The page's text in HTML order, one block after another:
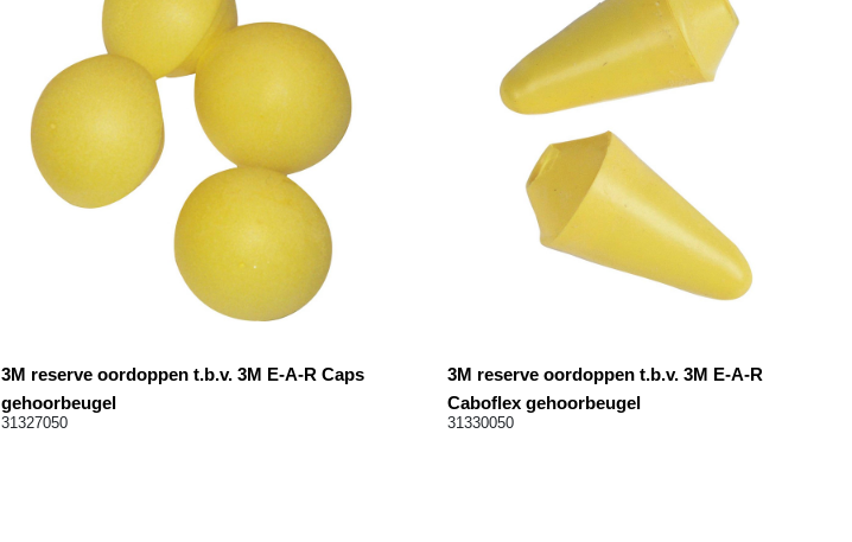
3M reserve oordoppen t.b.v. 3M E-A-R Caps
gehoorbeugel
31327050
3M reserve oordoppen t.b.v. 3M E-A-R
Caboflex gehoorbeugel
31330050